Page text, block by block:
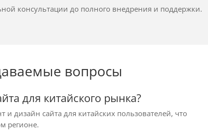
консультации до полного внедрения и поддержки.
вопросы
для китайского рынка?
и дизайн сайта для китайских пользователей, что
регионе.